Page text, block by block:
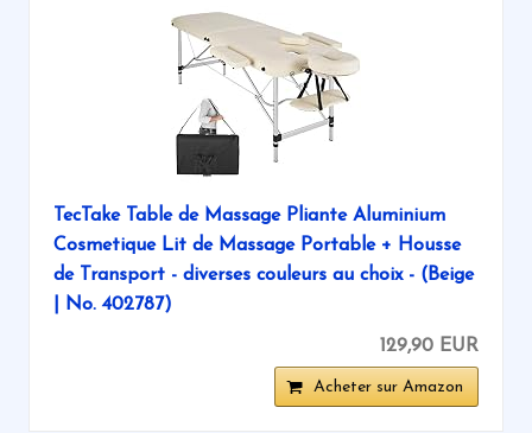
TecTake Table de Massage Pliante Aluminium
Cosmetique Lit de Massage Portable + Housse
de Transport - diverses couleurs au choix - (Beige
| No. 402787)
129,90 EUR
Acheter sur Amazon